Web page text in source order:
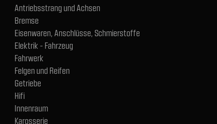
Antriebsstrang und Achsen
Bremse
Eisenwaren, Anschlüsse, Schmierstoffe
Elektrik - Fahrzeug
Fahrwerk
Felgen und Reifen
Getriebe
Hifi
Innenraum
Karosserie